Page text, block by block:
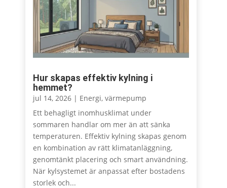
Hur skapas effektiv kylning i
hemmet?
jul 14, 2026| Energi, värmepump
Ett behagligt inomhusklimat under
sommaren handlar om mer än att sänka
temperaturen. Effektiv kylning skapas genom
en kombination av rätt klimatanläggning,
genomtänkt placering och smart användning.
När kylsystemet är anpassat efter bostadens
storlek och...